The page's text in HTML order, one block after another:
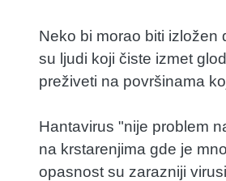
Neko bi morao biti
su ljudi koji čiste izmet
preživeti na površinama
Hantavirus "nije problem
na krstarenjima gde je
opasnost su zarazniji